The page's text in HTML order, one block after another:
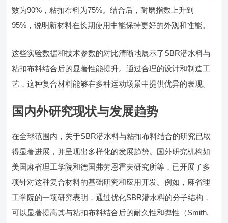
数为90%，粘扣布料为75%。结合后，耐磨指数上升到
95%，说明新材料在长期使用中能保持更好的外观和性能。
这些实验数据和技术参数的对比清晰地展示了SBR潜水料与
粘扣布料结合后的显著性能提升。通过合理的设计和制造工
艺，这种复合材料能够在多种运动场景中提供优异的表现。
国内外研究现状与发展趋势
在全球范围内，关于SBR潜水料与粘扣布料结合的研究已取
得显著进展，并呈现出多样化的发展趋势。国外研究机构如
美国麻省理工学院和德国弗劳恩霍夫研究所等，已开展了多
项针对这种复合材料的基础研究和应用开发。例如，麻省理
工学院的一项研究表明，通过优化SBR潜水料的分子结构，
可以显著提高其与粘扣布料结合后的耐久性和弹性（Smith,